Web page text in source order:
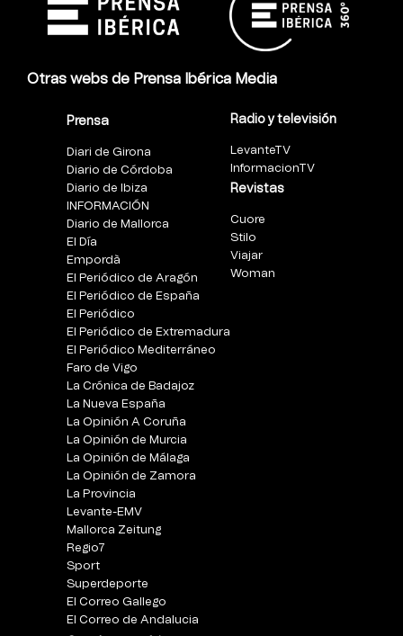
Otras webs de Prensa Ibérica Media
Prensa
Diari de Girona
Diario de Córdoba
Diario de Ibiza
INFORMACIÓN
Diario de Mallorca
El Día
Empordà
El Periódico de Aragón
El Periódico de España
El Periódico
El Periódico de Extremadura
El Periódico Mediterráneo
Faro de Vigo
La Crónica de Badajoz
La Nueva España
La Opinión A Coruña
La Opinión de Murcia
La Opinión de Málaga
La Opinión de Zamora
La Provincia
Levante-EMV
Mallorca Zeitung
Regio7
Sport
Superdeporte
El Correo Gallego
El Correo de Andalucia
Radio y televisión
LevanteTV
InformacionTV
Revistas
Cuore
Stilo
Viajar
Woman